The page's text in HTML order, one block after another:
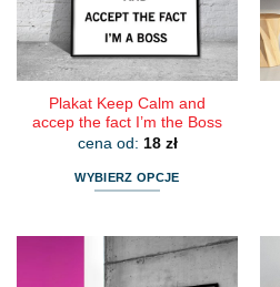
na
stronie
produktu
Plakat Keep Calm and
accep the fact I’m the Boss
cena od: 18 zł
WYBIERZ OPCJE
wiele